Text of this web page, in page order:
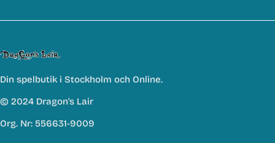
Din spelbutik i Stockholm och Online.
© 2024 Dragon's Lair
Org. Nr: 556631-9009